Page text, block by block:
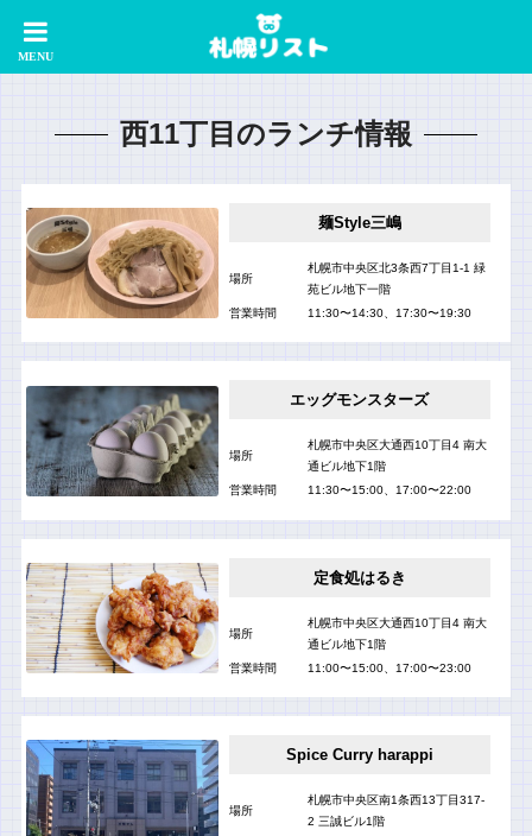
西11丁目のランチ情報
麺Style三嶋
場所
札幌市中央区北3条西7丁目1-1 緑
苑ビル地下一階
営業時間
11:30〜14:30、17:30〜19:30
エッグモンスターズ
場所
札幌市中央区大通西10丁目4 南大
通ビル地下1階
営業時間
11:30〜15:00、17:00〜22:00
定食処はるき
場所
札幌市中央区大通西10丁目4 南大
通ビル地下1階
営業時間
11:00〜15:00、17:00〜23:00
Spice Curry harappi
場所
札幌市中央区南1条西13丁目317-
2 三誠ビル1階